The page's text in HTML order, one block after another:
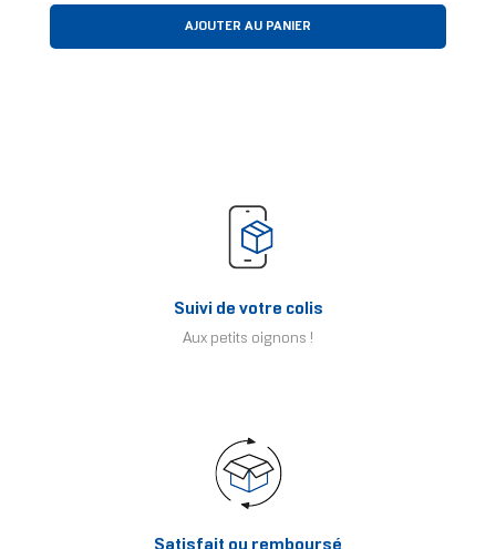
AJOUTER AU PANIER
Suivi de votre colis
Aux petits oignons !
Satisfait ou remboursé